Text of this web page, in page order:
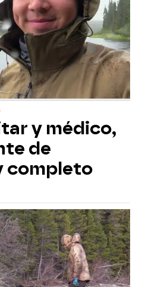
y médico,
de
completo